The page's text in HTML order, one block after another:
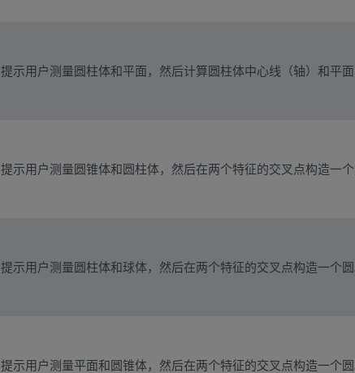
提示用户测量圆柱体和平面，然后计算圆柱体中心线（轴）和平
提示用户测量圆锥体和圆柱体，然后在两个特征的交叉点构造一
提示用户测量圆柱体和球体，然后在两个特征的交叉点构造一个
提示用户测量平面和圆锥体，然后在两个特征的交叉点构造一个